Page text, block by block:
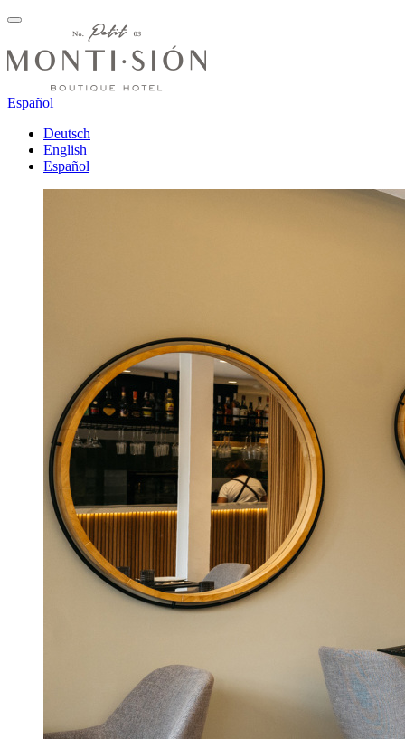
Español
Deutsch
English
Español